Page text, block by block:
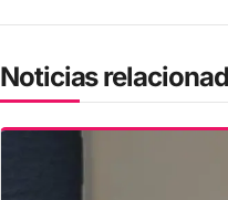
Noticias